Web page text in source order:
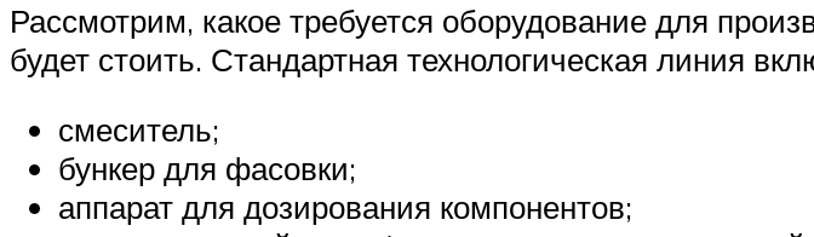
Рассмотрим, какое требуется оборудование для
будет стоить. Стандартная технологическая линия
смеситель;
бункер для фасовки;
аппарат для дозирования компонентов;